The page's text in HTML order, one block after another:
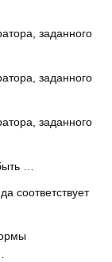
заданного
заданного
заданного
…
соответствует